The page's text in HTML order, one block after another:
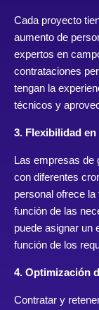
Cada proyecto
aumento de
expertos en
contrataciones
tengan la
técnicos y
3. Flexibilidad
Las empresas de
con diferentes
personal ofrece
función de las
puede asignar un
función de los
4. Optimización
Contratar y